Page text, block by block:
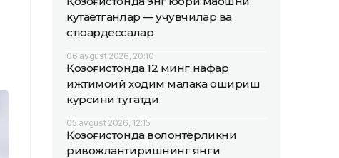
кутаётганлар — учувчилар ва
стюардессалар
06 avgust 2026, 20:10
Қозоғистонда 12 минг нафар
ижтимоий ходим малака ошириш
курсини тугатди
05 avgust 2026, 12:15
Қозоғистонда волонтёрликни
ривожлантиришнинг янги